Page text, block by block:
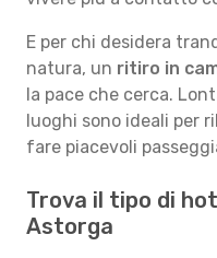
E per chi desidera
natura, un ritiro in
la pace che cerca.
luoghi sono ideali per
fare piacevoli
Trova il tipo di
Astorga